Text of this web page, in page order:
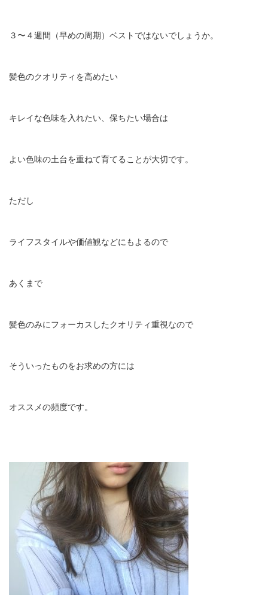
３〜４週間（早めの周期）ベストではないでしょうか。
髪色のクオリティを高めたい
キレイな色味を入れたい、保ちたい場合は
よい色味の土台を重ねて育てることが大切です。
ただし
ライフスタイルや価値観などにもよるので
あくまで
髪色のみにフォーカスしたクオリティ重視なので
そういったものをお求めの方には
オススメの頻度です。